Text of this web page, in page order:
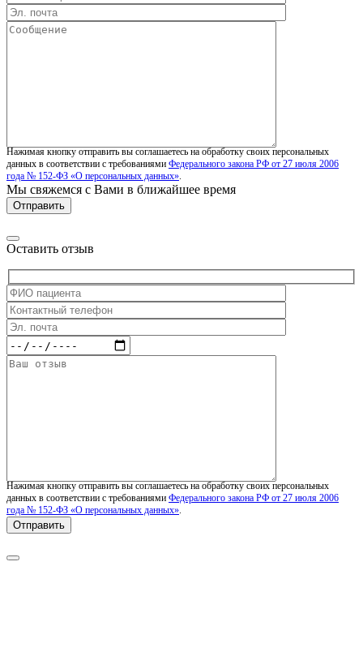
Нажимая кнопку отправить вы соглашаетесь на обработку своих персональных
данных в соответствии с требованиями Федерального закона РФ от 27 июля 2006
года № 152-ФЗ «О персональных данных»
Мы свяжемся с Вами в ближайшее время
Оставить отзыв
Нажимая кнопку отправить вы соглашаетесь на обработку своих персональных
данных в соответствии с требованиями Федерального закона РФ от 27 июля 2006
года № 152-ФЗ «О персональных данных».